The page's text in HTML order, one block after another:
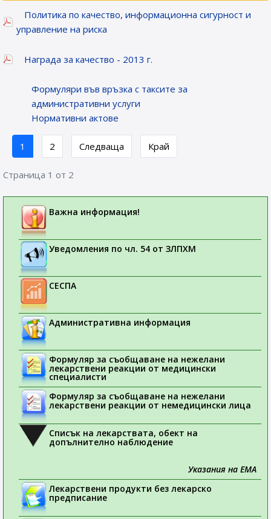
Политика по качество, информационна сигурност и
управление на риска
Награда за качество - 2013 г.
Формуляри във връзка с таксите за
административни услуги
Нормативни актове
1 2 Следваща Край
Страница 1 от 2
Важна информация!
Уведомления по чл. 54 от ЗЛПХМ
СЕСПА
Административна информация
Формуляр за съобщаване на нежелани
лекарствени реакции от медицински
специалисти
Формуляр за съобщаване на нежелани
лекарствени реакции от немедицински лица
Списък на лекарствата, обект на
допълнително наблюдение
Указания на ЕМА
Лекарствени продукти без лекарско
предписание